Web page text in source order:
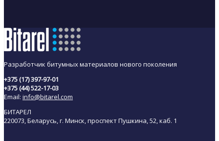
Разработчик битумных материалов нового поколения
+375 (17) 397-97-01
+375 (44) 522-17-03
Email: info@bitarel.com
БИТАРЕЛ
220073, Беларусь, г. Минск, проспект Пушкина, 52, каб. 1